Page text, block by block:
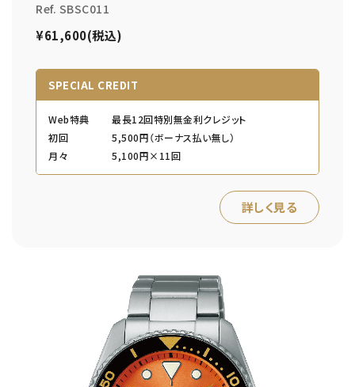
Ref. SBSC011
¥61,600(税込)
SPECIAL CREDIT
Web特典
最長12回特別無金利クレジット
初回
5,500円（ボーナス払い無し）
月々
5,100円×11回
詳しく見る